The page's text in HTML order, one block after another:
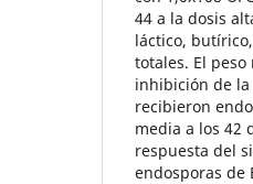
44 a la dosis
láctico,
totales. El
inhibición de
recibieron
media a los 42
respuesta del
endosporas de